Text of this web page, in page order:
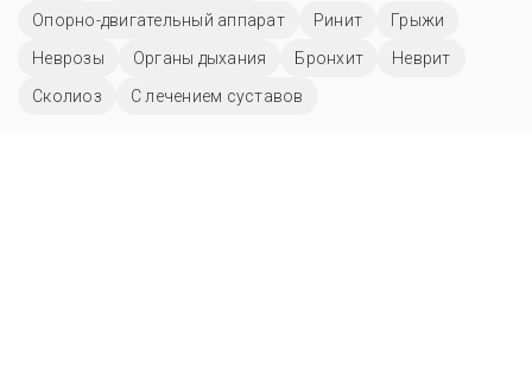
Опорно-двигательный аппарат
Ринит
Грыжи
Неврозы
Органы дыхания Бронхит
Неврит
Сколиоз
С лечением суставов